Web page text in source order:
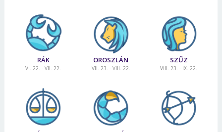
RÁK
VI. 22. - VII. 22.
OROSZLÁN
VII. 23. - VIII. 22.
SZŰZ
VIII. 23. - IX. 22.